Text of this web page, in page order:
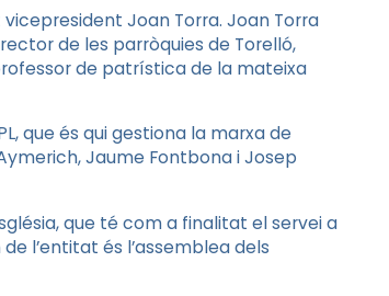
Joan Torra. Joan Torra
de les parròquies de Torelló,
de patrística de la mateixa
que és qui gestiona la marxa de
Jaume Fontbona i Josep
que té com a finalitat el servei a
l’entitat és l’assemblea dels